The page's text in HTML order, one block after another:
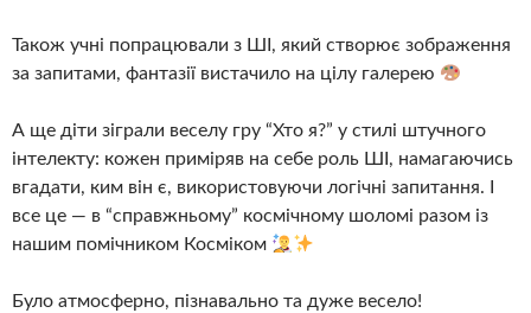
Також учні попрацювали з ШІ, який створює зображення
за запитами, фантазії вистачило на цілу галерею
А ще діти зіграли веселу гру “Хто я?” у стилі штучного
інтелекту: кожен приміряв на себе роль ШІ, намагаючись
вгадати, ким він є, використовуючи логічні запитання. І
все це — в “справжньому” космічному шоломі разом із
нашим помічником Косміком
Було атмосферно, пізнавально та дуже весело!